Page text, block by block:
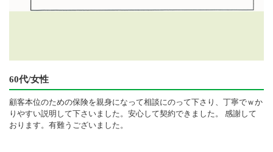
60代/女性
顧客本位のための保険を親身になって相談にのって下さり、丁寧でｗか
りやすい説明して下さいました。安心して契約できました。 感謝して
おります。有難うございました。